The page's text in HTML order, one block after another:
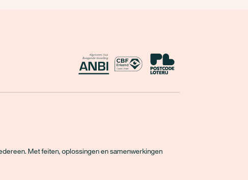
ANBI CBF Erkend Goed Doel
Nationale Postcode Loterij
Met feiten, oplossingen en samenwerkingen